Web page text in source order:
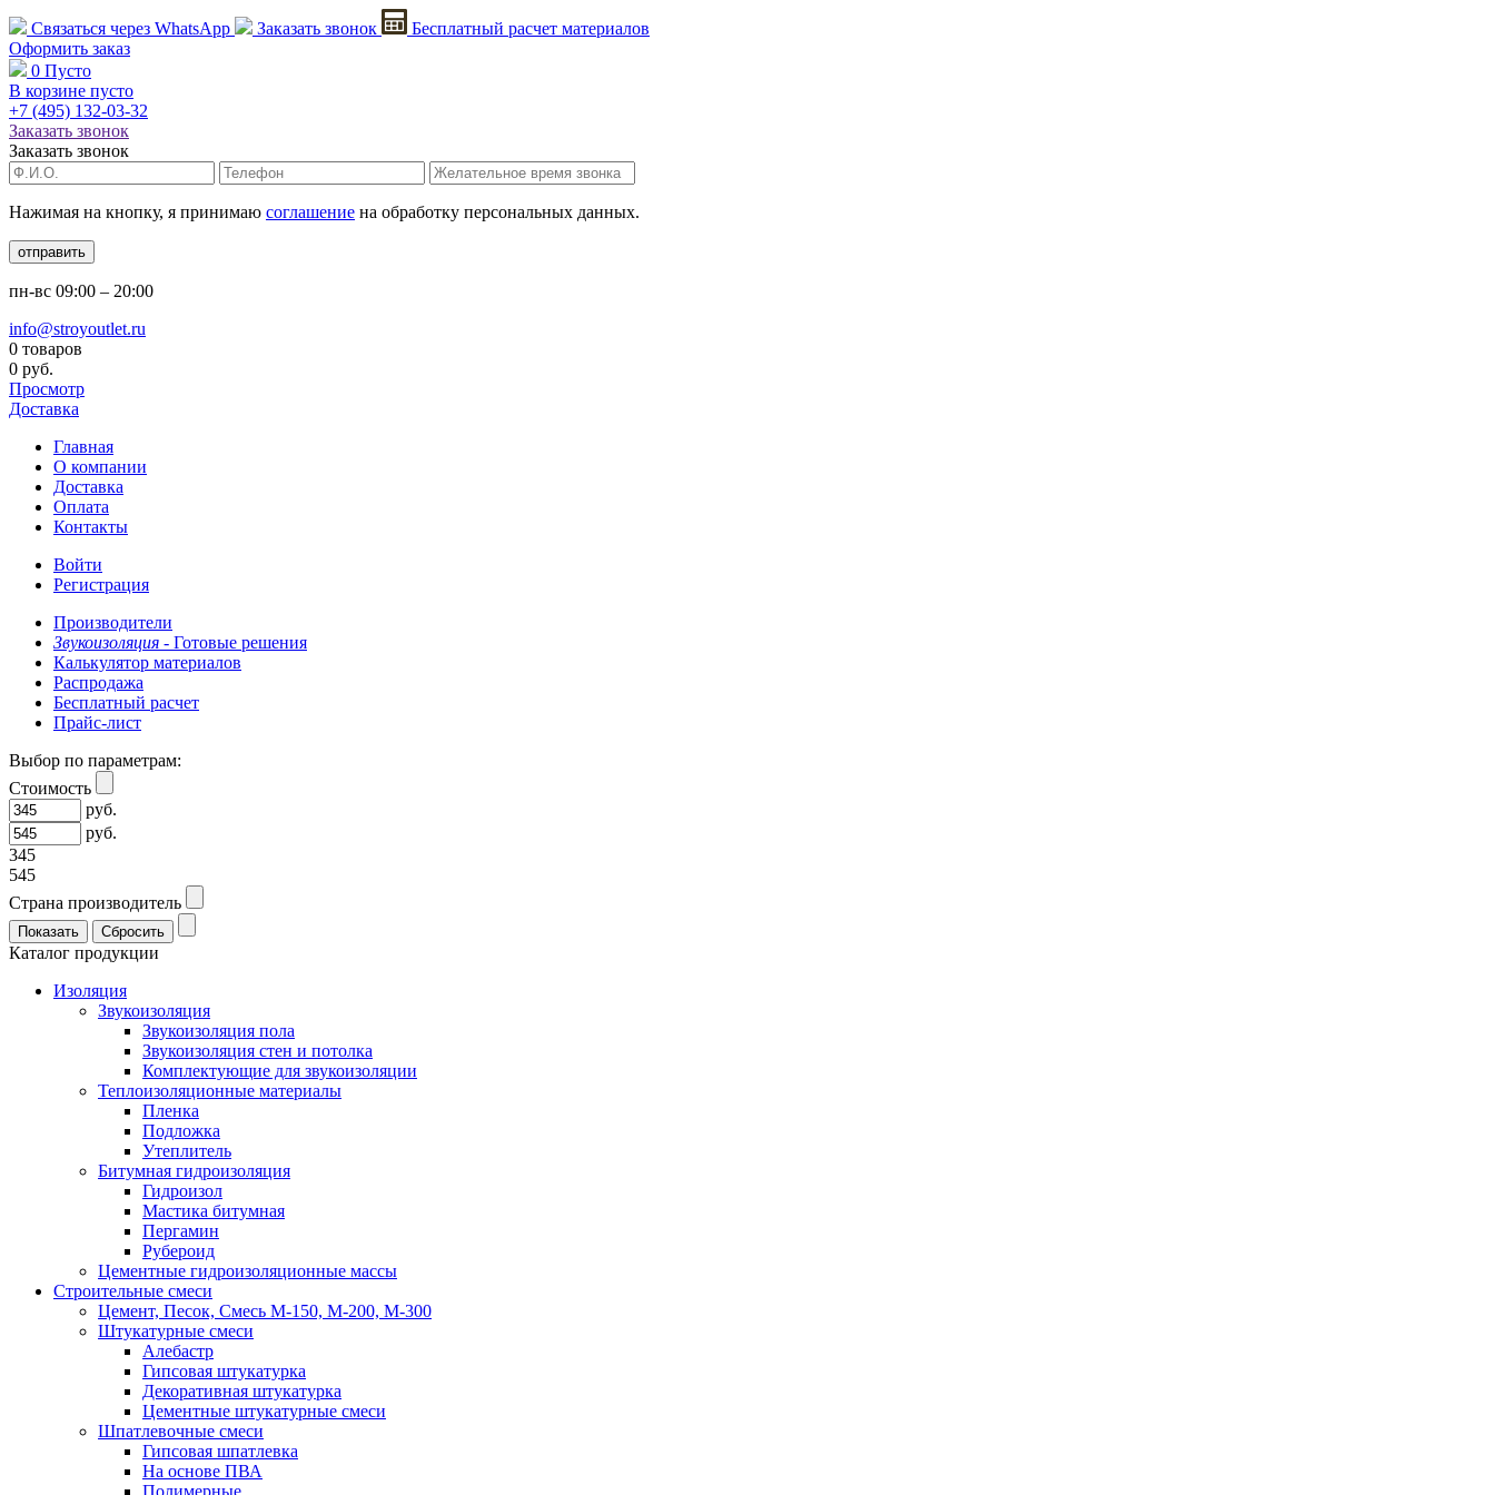
Связаться через WhatsApp Заказать звонок Бесплатный расчет материалов
Оформить заказ
0 Пусто
В корзине пусто
+7 (495) 132-03-32
Заказать звонок
Заказать звонок
Нажимая на кнопку, я принимаю соглашение на обработку персональных данных.
отправить
пн-вс 09:00 – 20:00
info@stroyoutlet.ru
0 товаров
0 руб.
Просмотр
Доставка
Главная
О компании
Доставка
Оплата
Контакты
Войти
Регистрация
Производители
Звукоизоляция - Готовые решения
Калькулятор материалов
Распродажа
Бесплатный расчет
Прайс-лист
Выбор по параметрам:
Стоимость
руб.
руб.
345
545
Страна производитель
Каталог продукции
Изоляция
Звукоизоляция
Звукоизоляция пола
Звукоизоляция стен и потолка
Комплектующие для звукоизоляции
Теплоизоляционные материалы
Пленка
Подложка
Утеплитель
Битумная гидроизоляция
Гидроизол
Мастика битумная
Пергамин
Рубероид
Цементные гидроизоляционные массы
Строительные смеси
Цемент, Песок, Смесь М-150, М-200, М-300
Штукатурные смеси
Алебастр
Гипсовая штукатурка
Декоративная штукатурка
Цементные штукатурные смеси
Шпатлевочные смеси
Гипсовая шпатлевка
На основе ПВА
Полимерные